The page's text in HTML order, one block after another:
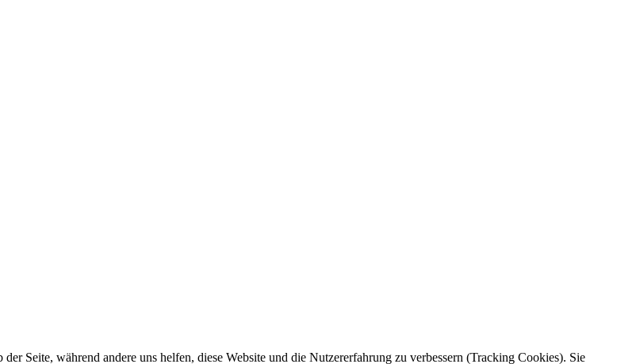
Seite, während andere uns helfen, diese Website und die Nutzererfahrung zu verbessern (Tracking Cookies). Sie